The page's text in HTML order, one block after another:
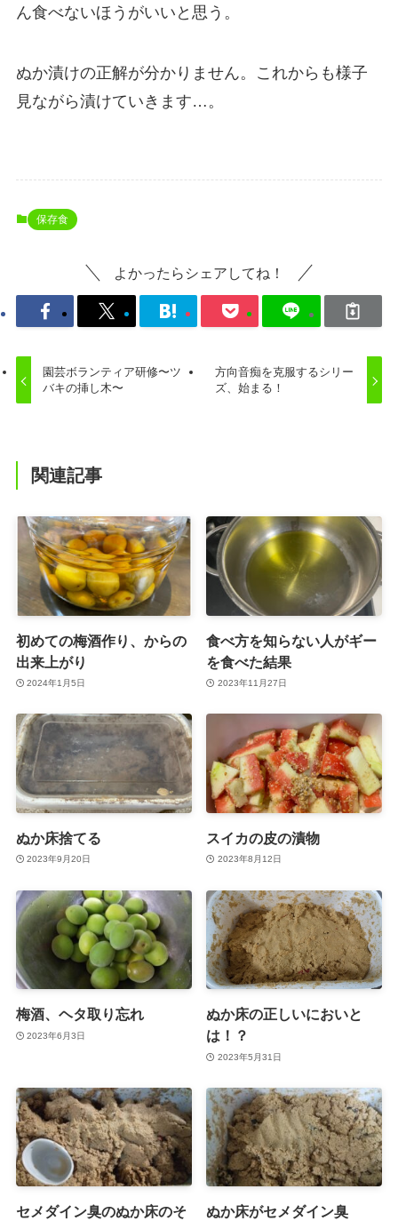
ん食べないほうがいいと思う。
ぬか漬けの正解が分かりません。これからも様子
見ながら漬けていきます…。
保存食
よかったらシェアしてね！
園芸ボランティア研修〜ツ
バキの挿し木〜
方向音痴を克服するシリー
ズ、始まる！
関連記事
初めての梅酒作り、からの
出来上がり
2024年1月5日
食べ方を知らない人がギー
を食べた結果
2023年11月27日
ぬか床捨てる
2023年9月20日
スイカの皮の漬物
2023年8月12日
梅酒、ヘタ取り忘れ
2023年6月3日
ぬか床の正しいにおいと
は！？
2023年5月31日
セメダイン臭のぬか床のそ
ぬか床がセメダイン臭